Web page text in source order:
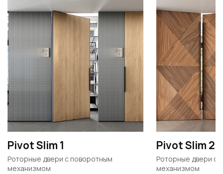
Pivot Slim 1
Роторные двери c поворотным
механизмом
Pivot Slim 2
Роторные двери c
механизмом